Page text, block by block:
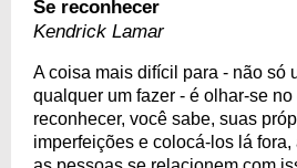
Se reconhecer
Kendrick Lamar
A coisa mais difícil para - não só
qualquer um fazer - é olhar-se
reconhecer, você sabe, suas
imperfeições e colocá-los lá